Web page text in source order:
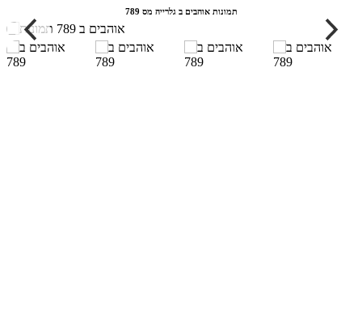
תמונות אוהבים ב גלרייה מס 789